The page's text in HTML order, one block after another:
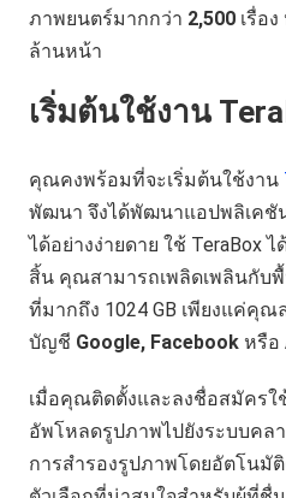
ภาพยนตร์มากกว่า 2,500 เรื่อ
ล้านหน้า
เริ่มต้นใช้งาน
คุณคงพร้อมที่จะเริ่มต้นใช้งาน
พัฒนา จึงได้พัฒนาแอปพลิเคชั
ได้อย่างง่ายดาย ใช้ TeraBox
สิ้น คุณสามารถเพลิดเพลินกับ
ที่มากถึง 1024 GB เพียงแค่คุณ
บัญชี Google, Facebook หรือ
เมื่อคุณติดตั้งและลงชื่อสมัครใ
อัพโหลดรูปภาพไปยังระบบคล
การสำรองรูปภาพโดยอัตโนมั